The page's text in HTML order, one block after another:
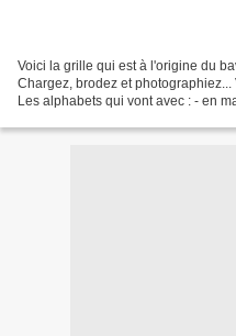
Voici la grille qui est à l'origine du
Chargez, brodez et
Les alphabets qui vont avec : - en